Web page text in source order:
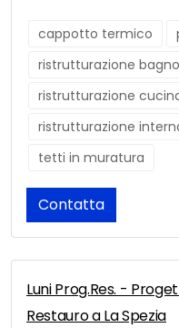
cappotto termico
ristrutturazione bagno
ristrutturazione
ristrutturazione
tetti in muratura
Contatta
Luni Prog.Res. -
Restauro a La Spezia